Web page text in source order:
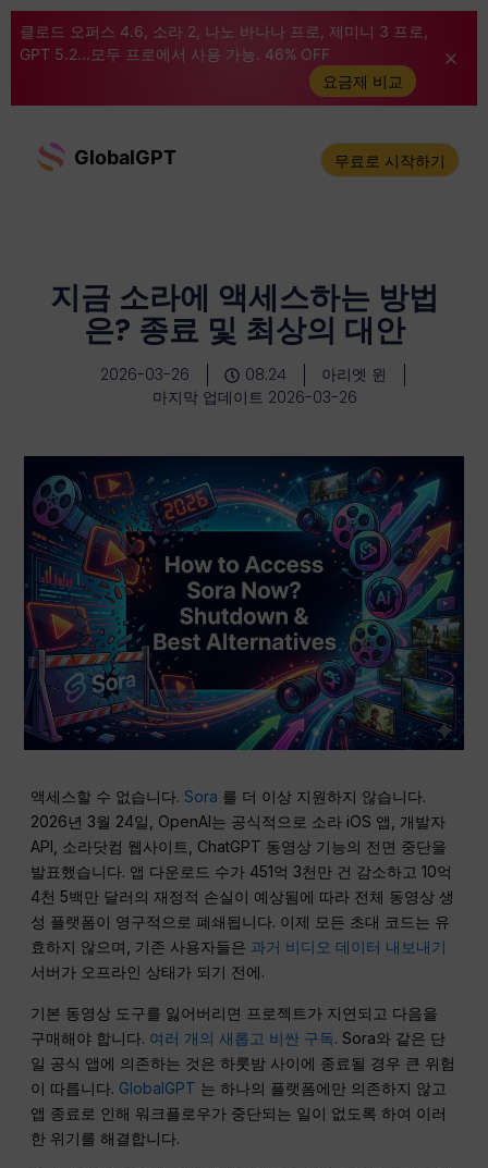
클로드 오퍼스 4.6, 소라 2, 나노 바나나 프로, 제미니 3 프로,
GPT 5.2...모두 프로에서 사용 가능. 46% OFF
요금제 비교
GlobalGPT 무료로 시작하기
지금 소라에 액세스하는 방법
은? 종료 및 최상의 대안
2026-03-26 08:24
아리엣 윈
마지막 업데이트 2026-03-26
액세스할 수 없습니다.Sora 를 더 이상 지원하지 않습니다.
2026년 3월 24일, OpenAI는 공식적으로 소라 iOS 앱, 개발자
API, 소라닷컴 웹사이트, ChatGPT 동영상 기능의 전면 중단을
발표했습니다. 앱 다운로드 수가 451억 3천만 건 감소하고 10억
4천 5백만 달러의 재정적 손실이 예상됨에 따라 전체 동영상 생
성 플랫폼이 영구적으로 폐쇄됩니다. 이제 모든 초대 코드는 유
효하지 않으며, 기존 사용자들은 과거 비디오 데이터 내보내기
서버가 오프라인 상태가 되기 전에.
기본 동영상 도구를 잃어버리면 프로젝트가 지연되고 다음을
구매해야 합니다. 여러 개의 새롭고 비싼 구독. Sora와 같은 단
일 공식 앱에 의존하는 것은 하룻밤 사이에 종료될 경우 큰 위험
이 따릅니다. GlobalGPT 는 하나의 플랫폼에만 의존하지 않고
앱 종료로 인해 워크플로우가 중단되는 일이 없도록 하여 이러
한 위기를 해결합니다.